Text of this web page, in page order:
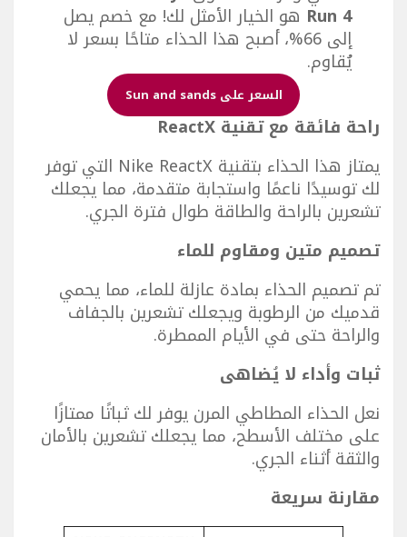
Run 4 هو الخيار الأمثل لك! مع خصم يصل
إلى 66%، أصبح هذا الحذاء متاحًا بسعر لا
يُقاوم.
السعر على Sun and sands
راحة فائقة مع تقنية ReactX
يمتاز هذا الحذاء بتقنية Nike ReactX التي توفر
لك توسيدًا ناعمًا واستجابة متقدمة، مما يجعلك
تشعرين بالراحة والطاقة طوال فترة الجري.
تصميم متين ومقاوم للماء
تم تصميم الحذاء بمادة عازلة للماء، مما يحمي
قدميك من الرطوبة ويجعلك تشعرين بالجفاف
والراحة حتى في الأيام الممطرة.
ثبات وأداء لا يُضاهى
نعل الحذاء المطاطي المرن يوفر لك ثباتًا ممتازًا
على مختلف الأسطح، مما يجعلك تشعرين بالأمان
والثقة أثناء الجري.
مقارنة سريعة